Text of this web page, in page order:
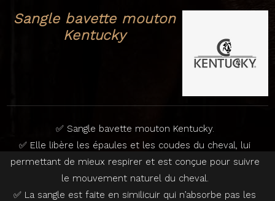
Sangle bavette mouton
Kentucky
✅ Sangle bavette mouton Kentucky.
✅ Elle libère les épaules et les coudes du cheval, lui
permettant de mieux respirer et est conçue pour suivre
le mouvement naturel du cheval.
✅ La sangle est faite en similicuir qui n’absorbe pas les